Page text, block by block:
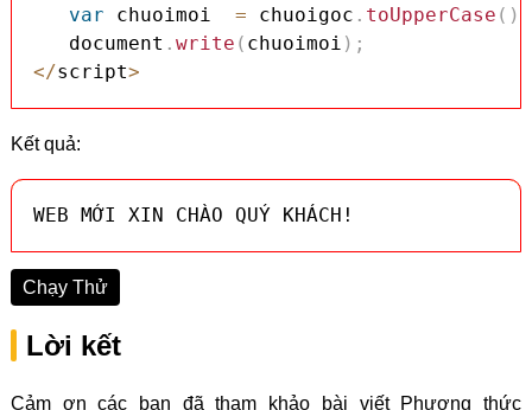
var chuoimoi = chuoigoc . toUpperCase ( )
   document
. write ( chuoimoi ) ;
</script>
Kết quả:
WEB MỚI XIN CHÀO QUÝ KHÁCH!
Chạy Thử
Lời kết
Cảm ơn các bạn đã tham khảo bài viết Phương thức